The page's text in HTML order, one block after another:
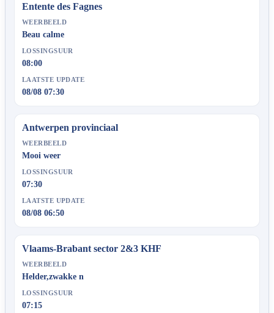
Entente des Fagnes
WEERBEELD
Beau calme
LOSSINGSUUR
08:00
LAATSTE UPDATE
08/08 07:30
Antwerpen provinciaal
WEERBEELD
Mooi weer
LOSSINGSUUR
07:30
LAATSTE UPDATE
08/08 06:50
Vlaams-Brabant sector 2&3 KHF
WEERBEELD
Helder,zwakke n
LOSSINGSUUR
07:15